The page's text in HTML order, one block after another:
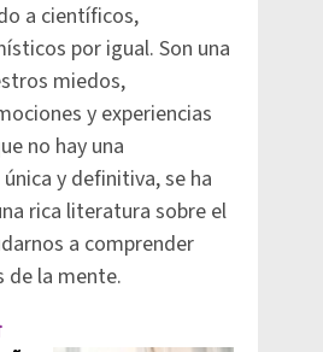
a científicos,
por igual. Son una
miedos,
y experiencias
no hay una
y definitiva, se ha
rica literatura sobre el
a comprender
de la mente.